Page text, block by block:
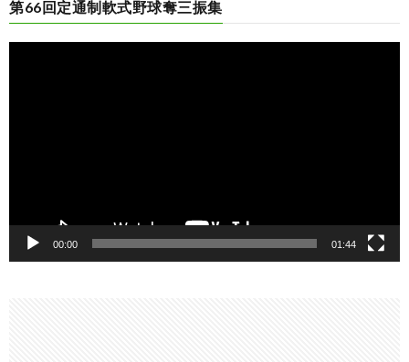
第66回定通制軟式野球奪三振集
動
00:00 01:44